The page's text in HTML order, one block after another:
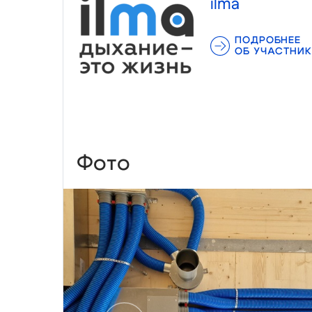
ilma
ПОДРОБНЕЕ
ОБ
Фото